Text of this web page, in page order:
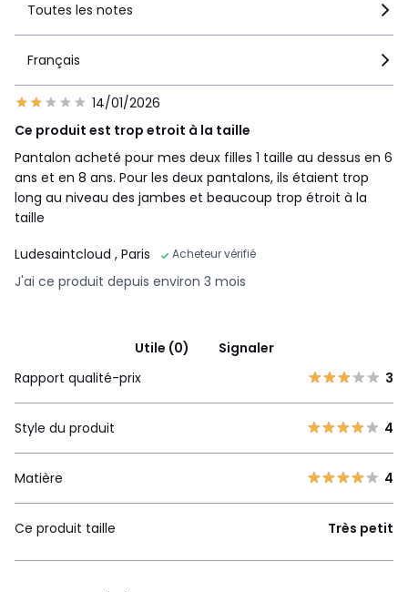
Toutes les notes
Français
14/01/2026
Ce produit est trop etroit à la taille
Pantalon acheté pour mes deux filles 1 taille au dessus en 6
ans et en 8 ans. Pour les deux pantalons, ils étaient trop
long au niveau des jambes et beaucoup trop étroit à la
taille
Ludesaintcloud , Paris Acheteur vérifié
J'ai ce produit depuis environ 3 mois
Utile (0)
Signaler
Rapport qualité-prix
3
Style du produit 4
Matière 4
Ce produit taille Très petit